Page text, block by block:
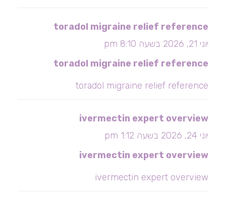
toradol migraine relief reference
יוני 21, 2026 בשעה 8:10 pm
toradol migraine relief reference
toradol migraine relief reference
ivermectin expert overview
יוני 24, 2026 בשעה 1:12 pm
ivermectin expert overview
ivermectin expert overview